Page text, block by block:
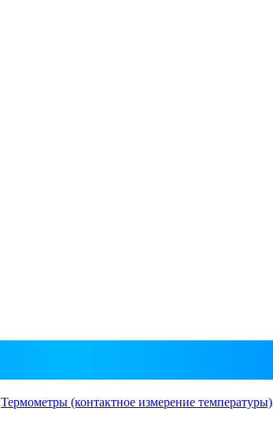
Термометры (контактное измерение температуры)